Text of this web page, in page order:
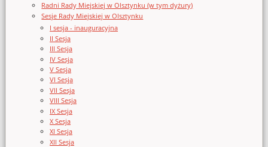
Radni Rady Miejskiej w Olsztynku (w tym dyżury)
Sesje Rady Miejskiej w Olsztynku
I sesja - inauguracyjna
II Sesja
III Sesja
IV Sesja
V Sesja
VI Sesja
VII Sesja
VIII Sesja
IX Sesja
X Sesja
XI Sesja
XII Sesja